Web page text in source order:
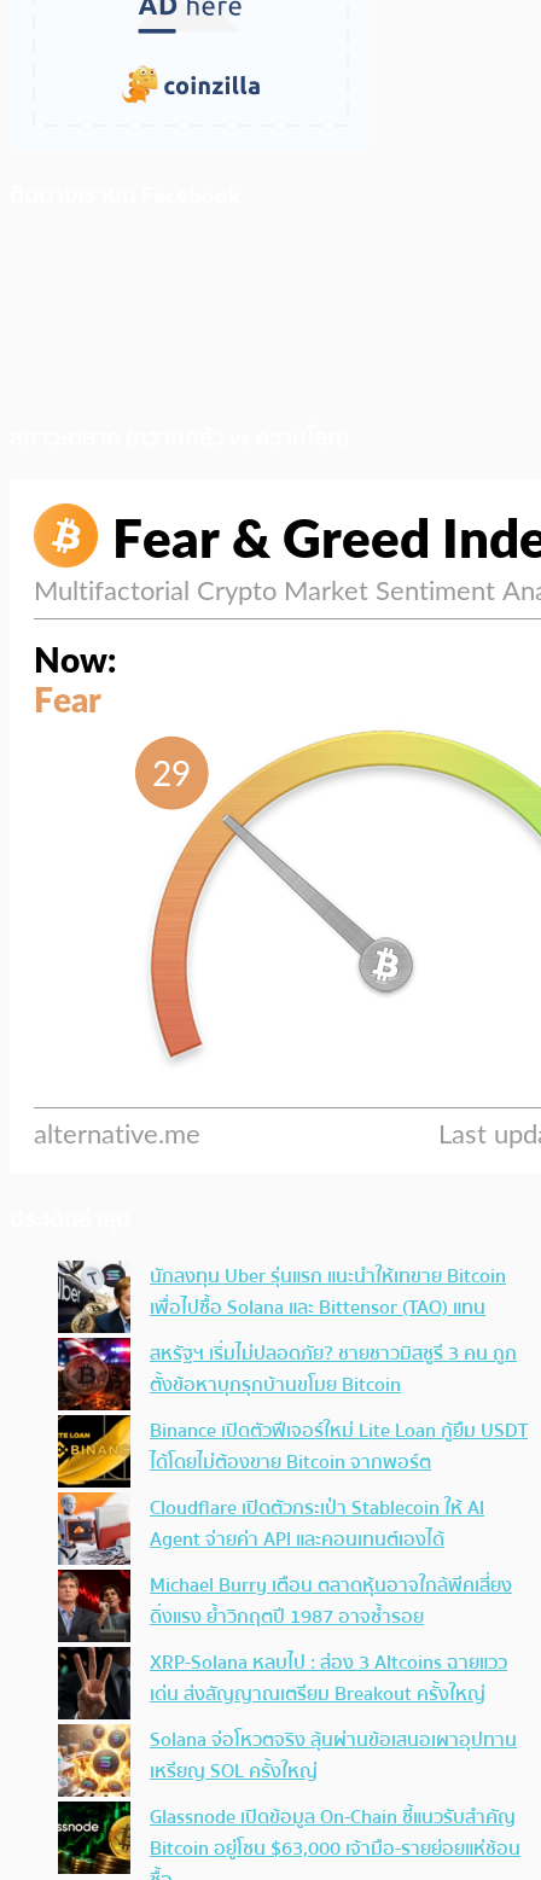
นักลงทุน Uber รุ่นแรก แนะนำให้เทขาย Bitcoin
เพื่อไปซื้อ Solana และ Bittensor (TAO) แทน
สหรัฐฯ เริ่มไม่ปลอดภัย? ชายชาวมิสซูรี 3 คน ถูก
ตั้งข้อหาบุกรุกบ้านขโมย Bitcoin
Binance เปิดตัวฟีเจอร์ใหม่ Lite Loan กู้ยืม USDT
ได้โดยไม่ต้องขาย Bitcoin จากพอร์ต
Cloudflare เปิดตัวกระเป๋า Stablecoin ให้ AI
Agent จ่ายค่า API และคอนเทนต์เองได้
Michael Burry เตือน ตลาดหุ้นอาจใกล้พีคเสี่ยง
ดิ่งแรง ย้ำวิกฤตปี 1987 อาจซ้ำรอย
XRP-Solana หลบไป : ส่อง 3 Altcoins ฉายแวว
เด่น ส่งสัญญาณเตรียม Breakout ครั้งใหญ่
Solana จ่อโหวตจริง ลุ้นผ่านข้อเสนอเผาอุปทาน
เหรียญ SOL ครั้งใหญ่
Glassnode เปิดข้อมูล On-Chain ชี้แนวรับสำคัญ
Bitcoin อยู่โซน $63,000 เจ้ามือ-รายย่อยแห่ช้อน